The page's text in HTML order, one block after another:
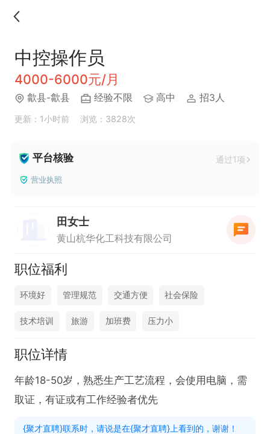
中控操作员
4000-6000元/月
歙县-歙县 经验不限 高中 招3人
更新：1小时前 浏览：3828次
平台核验 通过1项
营业执照
田女士
黄山杭华化工科技有限公司
职位福利
环境好 管理规范 交通方便 社会保险
技术培训 旅游 加班费 压力小
职位详情
年龄18-50岁，熟悉生产工艺流程，会使用电脑，需
取证，有证或有工作经验者优先
{聚才直聘}联系时，请说是在{聚才直聘}上看到的，谢谢！